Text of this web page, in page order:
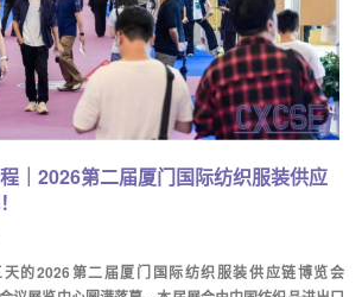
｜2026第二届厦门国际纺织服装供应
的2026第二届厦门国际纺织服装供应链博览会